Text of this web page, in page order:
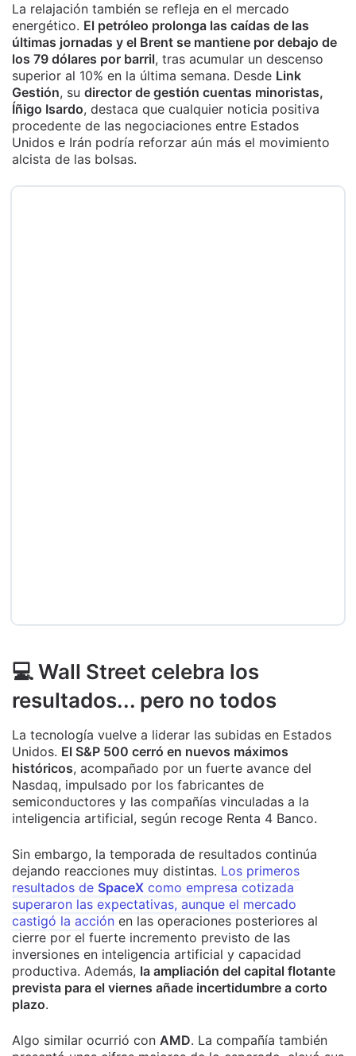
La relajación también se refleja en el mercado
energético. El petróleo prolonga las caídas de las
últimas jornadas y el Brent se mantiene por debajo de
los 79 dólares por barril, tras acumular un descenso
superior al 10% en la última semana. Desde Link
Gestión, su director de gestión cuentas minoristas,
Íñigo Isardo, destaca que cualquier noticia positiva
procedente de las negociaciones entre Estados
Unidos e Irán podría reforzar aún más el movimiento
alcista de las bolsas.
💻 Wall Street celebra los
resultados... pero no todos
La tecnología vuelve a liderar las subidas en Estados
Unidos. El S&P 500 cerró en nuevos máximos
históricos, acompañado por un fuerte avance del
Nasdaq, impulsado por los fabricantes de
semiconductores y las compañías vinculadas a la
inteligencia artificial, según recoge Renta 4 Banco.
Sin embargo, la temporada de resultados continúa
dejando reacciones muy distintas. Los primeros
resultados de SpaceX como empresa cotizada
superaron las expectativas, aunque el mercado
castigó la acción en las operaciones posteriores al
cierre por el fuerte incremento previsto de las
inversiones en inteligencia artificial y capacidad
productiva. Además, la ampliación del capital flotante
prevista para el viernes añade incertidumbre a corto
plazo.
Algo similar ocurrió con AMD. La compañía también